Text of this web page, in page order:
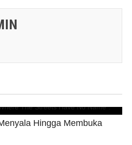
Hingga Membuka